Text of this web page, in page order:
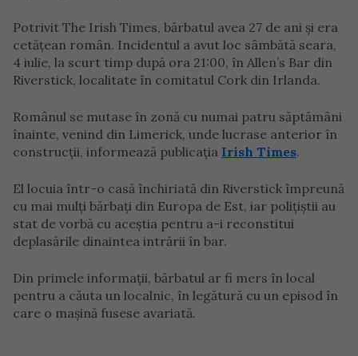
Potrivit The Irish Times, bărbatul avea 27 de ani și era
cetățean român. Incidentul a avut loc sâmbătă seara,
4 iulie, la scurt timp după ora 21:00, în Allen’s Bar din
Riverstick, localitate în comitatul Cork din Irlanda.
Românul se mutase în zonă cu numai patru săptămâni
înainte, venind din Limerick, unde lucrase anterior în
construcții, informează publicația Irish Times.
El locuia într-o casă închiriată din Riverstick împreună
cu mai mulți bărbați din Europa de Est, iar polițiștii au
stat de vorbă cu aceștia pentru a-i reconstitui
deplasările dinaintea intrării în bar.
Din primele informații, bărbatul ar fi mers în local
pentru a căuta un localnic, în legătură cu un episod în
care o mașină fusese avariată.